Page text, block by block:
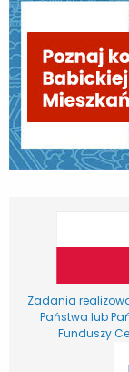
Zadania
Państwa lub
Funduszy